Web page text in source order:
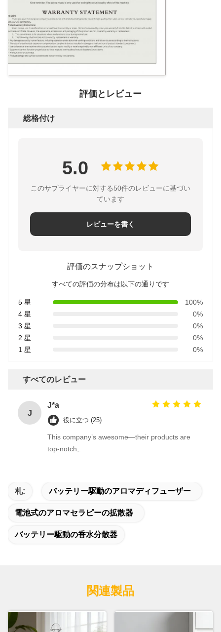
評価とレビュー
総格付け
5.0
このサプライヤーに対する50件のレビューに基づい
ています
レビューを書く
評価のスナップショット
すべての評価の分布は以下の通りです
5 星
100%
4 星
0%
3 星
0%
2 星
0%
1 星
0%
すべてのレビュー
J
J*a
役に立つ (25)
This company’s awesome—their products are
top-notch,.
札: バッテリー駆動のアロマディフューザー
電池式のアロマセラピーの拡散器
バッテリー駆動の香水分散器
関連製品